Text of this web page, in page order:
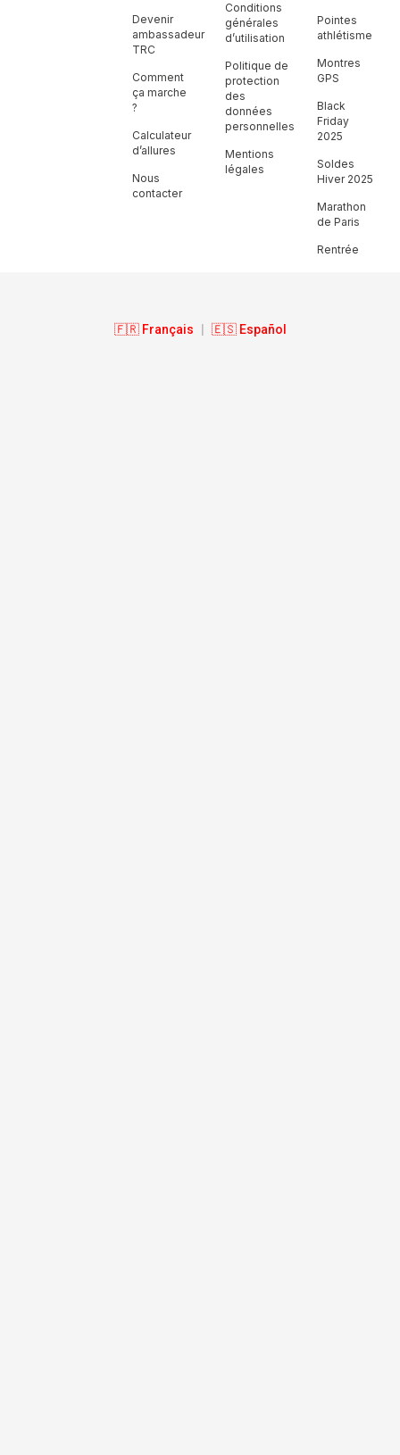
Devenir
ambassadeur
TRC
Comment
ça marche
?
Calculateur
d’allures
Nous
contacter
Conditions
générales
d’utilisation
Politique de
protection
des
données
personnelles
Mentions
légales
Pointes
athlétisme
Montres
GPS
Black
Friday
2025
Soldes
Hiver 2025
Marathon
de Paris
Rentrée
🇫🇷 Français 🇪🇸 Español